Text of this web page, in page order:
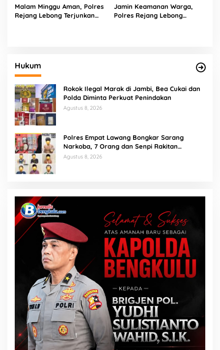
Malam Minggu Aman, Polres
Rejang Lebong Terjunkan
Jamin Keamanan Warga,
Polres Rejang Lebong
Hukum
Rokok Ilegal Marak di Jambi, Bea Cukai dan
Polda Diminta Perkuat Penindakan
Agustus 8, 2026
Polres Empat Lawang Bongkar Sarang
Narkoba, 7 Orang dan Senpi Rakitan
Diamankan
Agustus 8, 2026